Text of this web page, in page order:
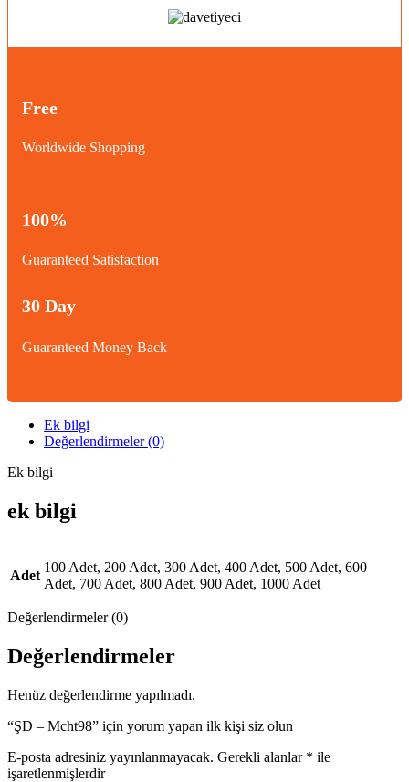
Free
Worldwide Shopping
100%
Guaranteed Satisfaction
30 Day
Guaranteed Money Back
Ek bilgi
Değerlendirmeler (0)
Ek bilgi
ek bilgi
Adet
100 Adet, 200 Adet, 300 Adet, 400 Adet, 500 Adet, 600
Adet, 700 Adet, 800 Adet, 900 Adet, 1000 Adet
Değerlendirmeler (0)
Değerlendirmeler
Henüz değerlendirme yapılmadı.
“ŞD – Mcht98” için yorum yapan ilk kişi siz olun
E-posta adresiniz yayınlanmayacak. Gerekli alanlar * ile
işaretlenmişlerdir